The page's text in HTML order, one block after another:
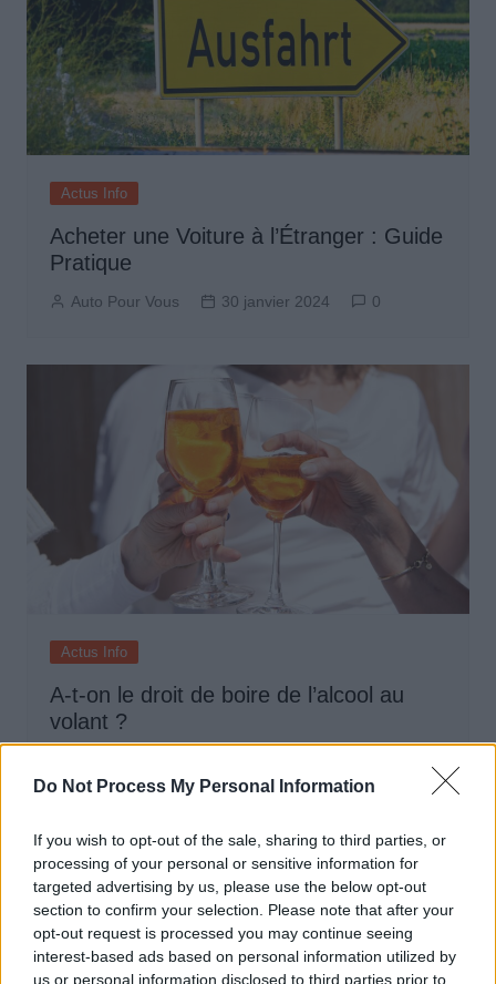
Do Not Process My Personal Information
If you wish to opt-out of the sale, sharing to third parties, or
processing of your personal or sensitive information for
targeted advertising by us, please use the below opt-out
section to confirm your selection. Please note that after your
opt-out request is processed you may continue seeing
interest-based ads based on personal information utilized by
us or personal information disclosed to third parties prior to
Actus Info
Acheter une Voiture à l’Étranger : Guide
Pratique
Auto Pour Vous 30 janvier 2024 0
Actus Info
A-t-on le droit de boire de l’alcool au
volant ?